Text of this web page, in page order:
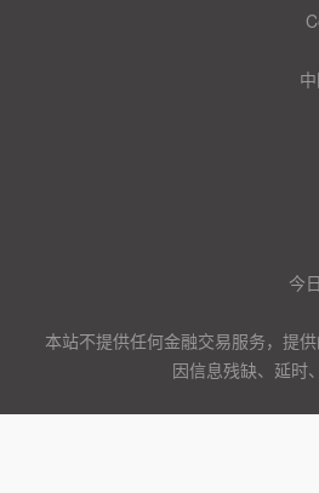
今
本站不提供任何金融交易服务，提
因信息残缺、延时